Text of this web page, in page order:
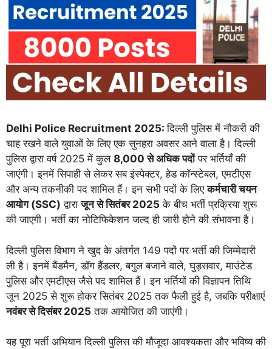
Delhi Police Recruitment 2025:दिल्ली पुलिस में नौकरी की
चाह रखने वाले युवाओं के लिए एक सुनहरा अवसर आने वाला है। दिल्ली
पुलिस द्वारा वर्ष 2025 में कुल 8,000 से अधिक पदोंपर भर्तियाँ की
जाएंगी। इनमें सिपाही से लेकर सब इंस्पेक्टर, हेड कॉन्स्टेबल, एमटीएस
और अन्य तकनीकी पद शामिल हैं। इन सभी पदों के लिएकर्मचारी चयन
आयोग (SSC) द्वाराजून से सितंबर 2025 के बीच भर्ती प्रक्रिया शुरू
की जाएगी। भर्ती का नोटिफिकेशन जल्द ही जारी होने की संभावना है।
दिल्ली पुलिस विभाग ने खुद के अंतर्गत 149 पदों पर भर्ती की जिम्मेदारी
ली है। इनमें बैंडमैन, डॉग हैंडलर, बगुल बजाने वाले, घुड़सवार, माउंटेड
पुलिस और एमटीएस जैसे पद शामिल हैं। इन भर्तियों की विज्ञापन तिथि
जून 2025 से शुरू होकर सितंबर 2025 तक फैली हुई है, जबकि परीक्षाएं
नवंबर से दिसंबर 2025 तक आयोजित की जाएंगी।
यह पूरा भर्ती अभियान दिल्ली पुलिस की मौजूदा आवश्यकता और भविष्य की